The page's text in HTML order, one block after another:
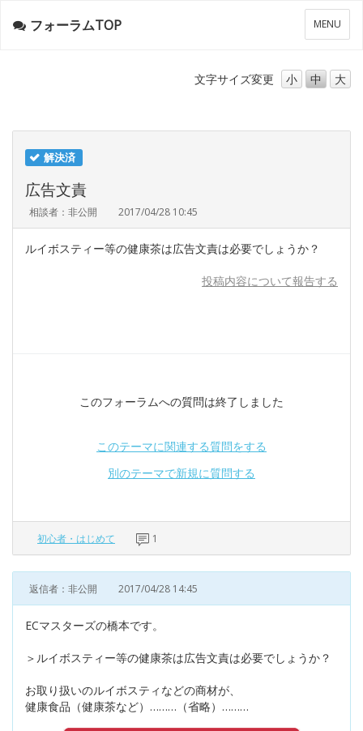
メ
ニ
ー
MENU
フォーラムTOP
文字サイズ変更 小 中 大
解決済
広告文責
相談者：非公開 2017/04/28 10:45
ルイボスティー等の健康茶は広告文責は必要でしょうか？
投稿内容について報告する
このフォーラムへの質問は終了しました
このテーマに関連する質問をする
別のテーマで新規に質問する
初心者・はじめて 1
返信者：非公開 2017/04/28 14:45
ECマスターズの橋本です。
＞ルイボスティー等の健康茶は広告文責は必要でしょうか？
お取り扱いのルイボスティなどの商材が、
健康食品（健康茶など）………（省略）………